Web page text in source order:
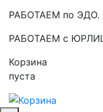
РАБОТАЕМ по ЭДО.
РАБОТАЕМ с
Корзина
пуста